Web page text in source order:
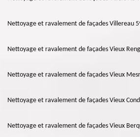
Nettoyage et ravalement de façades Villereau
Nettoyage et ravalement de façades Vieux
Nettoyage et ravalement de façades Vieux
Nettoyage et ravalement de façades Vieux
Nettoyage et ravalement de façades Vieux